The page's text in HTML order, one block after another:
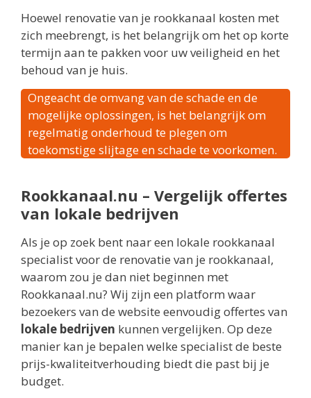
Hoewel renovatie van je rookkanaal kosten met
zich meebrengt, is het belangrijk om het op korte
termijn aan te pakken voor uw veiligheid en het
behoud van je huis.
Ongeacht de omvang van de schade en de
mogelijke oplossingen, is het belangrijk om
regelmatig onderhoud te plegen om
toekomstige slijtage en schade te voorkomen.
Rookkanaal.nu – Vergelijk offertes
van lokale bedrijven
Als je op zoek bent naar een lokale rookkanaal
specialist voor de renovatie van je rookkanaal,
waarom zou je dan niet beginnen met
Rookkanaal.nu? Wij zijn een platform waar
bezoekers van de website eenvoudig offertes van
lokale bedrijven kunnen vergelijken. Op deze
manier kan je bepalen welke specialist de beste
prijs-kwaliteitverhouding biedt die past bij je
budget.